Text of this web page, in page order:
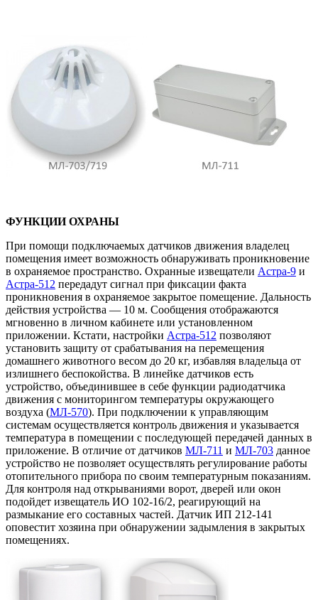
ФУНКЦИИ ОХРАНЫ
При помощи подключаемых датчиков движения владелец
помещения имеет возможность обнаруживать проникновение
в охраняемое пространство. Охранные извещатели Астра-9 и
Астра-512 передадут сигнал при фиксации факта
проникновения в охраняемое закрытое помещение. Дальность
действия устройства — 10 м. Сообщения отображаются
мгновенно в личном кабинете или установленном
приложении. Кстати, настройки Астра-512 позволяют
установить защиту от срабатывания на перемещения
домашнего животного весом до 20 кг, избавляя владельца от
излишнего беспокойства. В линейке датчиков есть
устройство, объединившее в себе функции радиодатчика
движения с мониторингом температуры окружающего
воздуха (МЛ-570). При подключении к управляющим
системам осуществляется контроль движения и указывается
температура в помещении с последующей передачей данных в
приложение. В отличие от датчиков МЛ-711 и МЛ-703 данное
устройство не позволяет осуществлять регулирование работы
отопительного прибора по своим температурным показаниям.
Для контроля над открываниями ворот, дверей или окон
подойдет извещатель ИО 102-16/2, реагирующий на
размыкание его составных частей. Датчик ИП 212-141
оповестит хозяина при обнаружении задымления в закрытых
помещениях.